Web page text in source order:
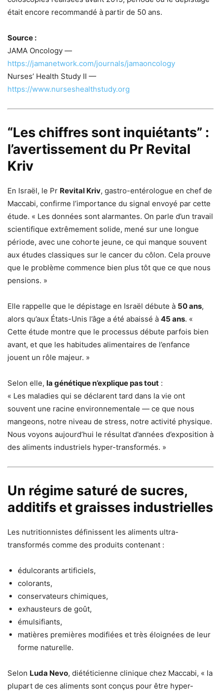
était encore recommandé à partir de 50 ans.
Source :
JAMA Oncology —
https://jamanetwork.com/journals/jamaoncology
Nurses’ Health Study II —
https://www.nurseshealthstudy.org
“Les chiffres sont inquiétants” :
l’avertissement du Pr Revital
Kriv
En Israël, le Pr Revital Kriv, gastro-entérologue en chef de
Maccabi, confirme l’importance du signal envoyé par cette
étude. « Les données sont alarmantes. On parle d’un travail
scientifique extrêmement solide, mené sur une longue
période, avec une cohorte jeune, ce qui manque souvent
aux études classiques sur le cancer du côlon. Cela prouve
que le problème commence bien plus tôt que ce que nous
pensions. »
Elle rappelle que le dépistage en Israël débute à 50 ans,
alors qu’aux États-Unis l’âge a été abaissé à 45 ans. «
Cette étude montre que le processus débute parfois bien
avant, et que les habitudes alimentaires de l’enfance
jouent un rôle majeur. »
Selon elle, la génétique n’explique pas tout :
« Les maladies qui se déclarent tard dans la vie ont
souvent une racine environnementale — ce que nous
mangeons, notre niveau de stress, notre activité physique.
Nous voyons aujourd’hui le résultat d’années d’exposition à
des aliments industriels hyper-transformés. »
Un régime saturé de sucres,
additifs et graisses industrielles
Les nutritionnistes définissent les aliments ultra-
transformés comme des produits contenant :
édulcorants artificiels,
colorants,
conservateurs chimiques,
exhausteurs de goût,
émulsifiants,
matières premières modifiées et très éloignées de leur
forme naturelle.
Selon Luda Nevo, diététicienne clinique chez Maccabi, « la
plupart de ces aliments sont conçus pour être hyper-